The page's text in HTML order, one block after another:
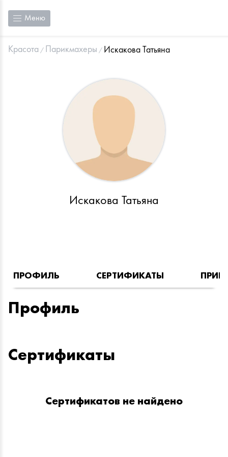
Меню
Красота Парикмахеры Искакова Татьяна
Искакова Татьяна
ПРОФИЛЬ СЕРТИФИКАТЫ
Профиль
Сертификаты
Сертификатов не найдено